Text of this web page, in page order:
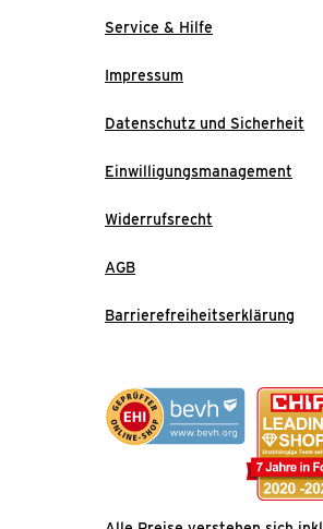
Service & Hilfe
Impressum
Datenschutz und Sicherheit
Einwilligungsmanagement
Widerrufsrecht
AGB
Barrierefreiheitserklärung